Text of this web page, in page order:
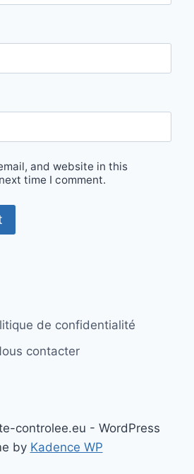
and website in this
time I comment.
de confidentialité
contacter
controlee.eu - WordPress
by Kadence WP